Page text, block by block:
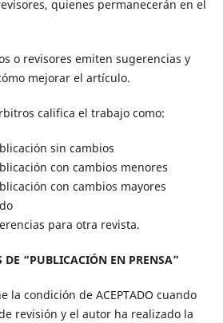
quienes permanecerán en el
o revisores emiten sugerencias y
mejorar el artículo.
califica el trabajo como:
sin cambios
con cambios menores
con cambios mayores
para otra revista.
DE “PUBLICACIÓN EN PRENSA”
la condición de ACEPTADO cuando
revisión y el autor ha realizado la